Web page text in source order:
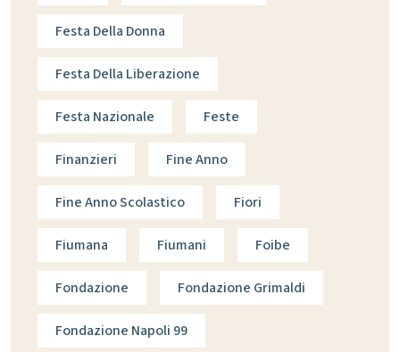
Festa Della Donna
Festa Della Liberazione
Festa Nazionale Feste
Finanzieri Fine Anno
Fine Anno Scolastico Fiori
Fiumana Fiumani Foibe
Fondazione Fondazione Grimaldi
Fondazione Napoli 99